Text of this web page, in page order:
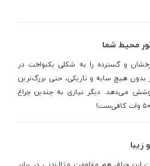
وات، نوری درخشان و گسترده را به شکلی یکنواخت در
هیچ سایه و تاریکی، حتی بزرگ‌ترین
می‌دهد. دیگر نیازی به چندین چراغ